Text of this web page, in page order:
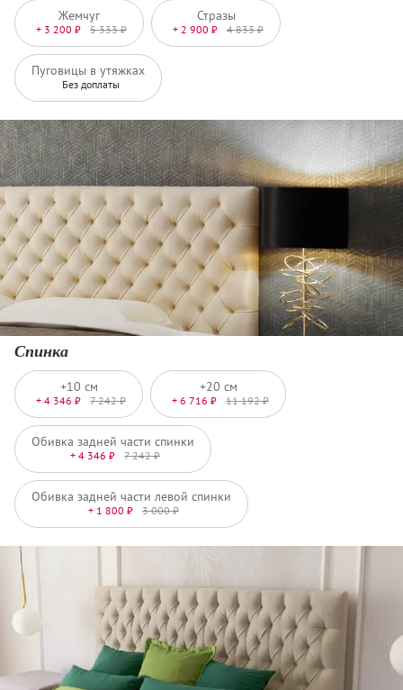
Жемчуг
+ 3 200 ₽ 5 333 ₽
Стразы
+ 2 900 ₽ 4 833 ₽
Пуговицы в утяжках
Без доплаты
Спинка
+10 см
+ 4 346 ₽ 7 242 ₽
+20 см
+ 6 716 ₽ 11 192 ₽
Обивка задней части спинки
+ 4 346 ₽ 7 242 ₽
Обивка задней части левой спинки
+ 1 800 ₽ 3 000 ₽